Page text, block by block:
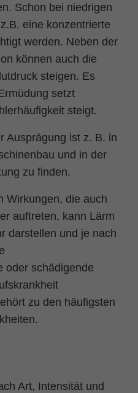
Schon bei niedrigen
eine konzentrierte
werden. Neben der
können auch die
steigen. Es
setzt
steigt.
Ausprägung ist z. B. in
und in der
zu finden.
Wirkungen, die auch
auftreten, kann Lärm
darstellen und je nach
oder schädigende
zu den häufigsten
Art, Intensität und